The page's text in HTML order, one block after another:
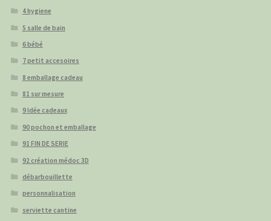
4 hygiene
5 salle de bain
6 bébé
7 petit accesoires
8 emballage cadeau
81 sur mesure
9 Idée cadeaux
90 pochon et emballage
91 FIN DE SERIE
92 création médoc 3D
débarbouillette
personnalisation
serviette cantine